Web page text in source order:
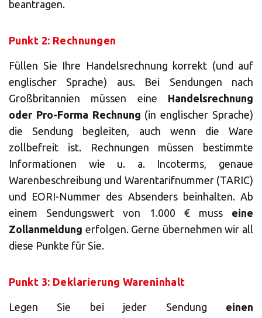
beantragen.
Punkt 2: Rechnungen
Füllen Sie Ihre Handelsrechnung korrekt (und auf
englischer Sprache) aus. Bei Sendungen nach
Großbritannien müssen eine Handelsrechnung
oder Pro-Forma Rechnung (in englischer Sprache)
die Sendung begleiten, auch wenn die Ware
zollbefreit ist. Rechnungen müssen bestimmte
Informationen wie u. a. Incoterms, genaue
Warenbeschreibung und Warentarifnummer (TARIC)
und EORI-Nummer des Absenders beinhalten. Ab
einem Sendungswert von 1.000 € muss eine
Zollanmeldung erfolgen. Gerne übernehmen wir all
diese Punkte für Sie.
Punkt 3: Deklarierung Wareninhalt
Legen Sie bei jeder Sendung einen